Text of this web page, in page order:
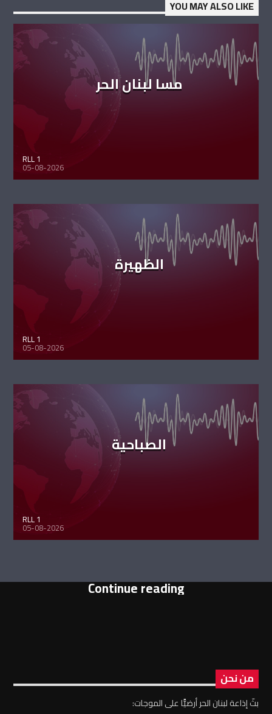
YOU MAY ALSO LIKE
مسا لبنان الحر
RLL 1
05-08-2026
الظهيرة
RLL 1
05-08-2026
الصباحية
RLL 1
05-08-2026
Continue reading
من نحن
بثّ إذاعة لبنان الحر أرضيًّا على الموجات: